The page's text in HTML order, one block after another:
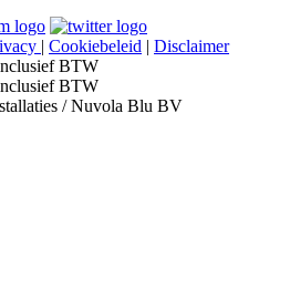
| Cookiebeleid | Disclaimer
BTW
BTW
/ Nuvola Blu BV